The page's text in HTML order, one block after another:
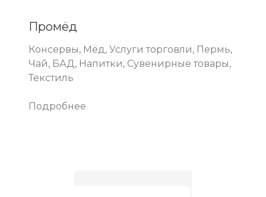
Промёд
Консервы, Мёд, Услуги торговли, Пермь,
Чай, БАД, Напитки, Сувенирные товары,
Текстиль
Подробнее